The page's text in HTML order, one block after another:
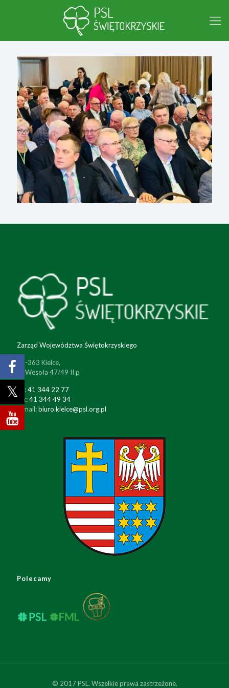
Zarząd Województwa Świętokrzyskiego
25-363 Kielce,
ul. Wesoła 47/49 II p
tel:41 344 22 77
fax:41 344 49 34
e-mail:biuro.kielce@psl.org.pl
Polecamy
© 2017 PSL. Wszelkie prawa zastrzeżone.